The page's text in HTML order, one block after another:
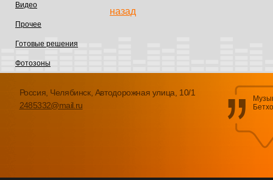
Видео
Прочее
Готовые решения
Фотозоны
назад
Россия, Челябинск, Автодорожная улица, 10/1
2485332@mail.ru